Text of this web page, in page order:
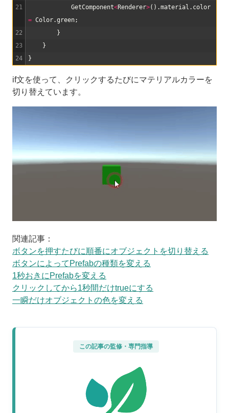
21
22
23
24
GetComponent<Renderer>( ) .material . color
= Color.green;
}
}
}
if文を使って、クリックするたびにマテリアルカラーを
切り替えています。
関連記事：
ボタンを押すたびに順番にオブジェクトを切り替える
ボタンによってPrefabの種類を変える
1秒おきにPrefabを変える
クリックしてから1秒間だけtrueにする
一瞬だけオブジェクトの色を変える
この記事の監修・専門指導